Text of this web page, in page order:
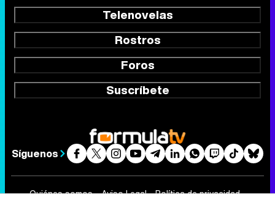
Telenovelas
Rostros
Foros
Suscríbete
Síguenos
Quiénes somos Aviso Legal Política de privacidad